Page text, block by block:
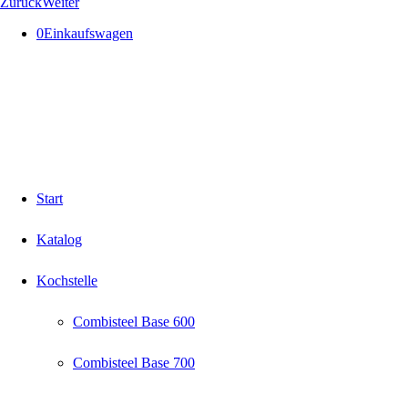
0Einkaufswagen
Start
Katalog
Kochstelle
Combisteel Base 600
Combisteel Base 700